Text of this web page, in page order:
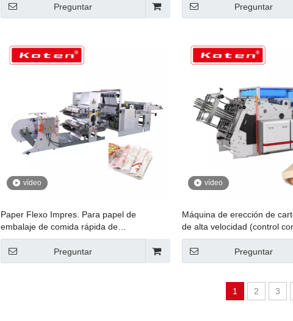
Preguntar Preguntar
vídeo
Paper Flexo Impres. Para papel de
embalaje de comida rápida de
hamburguesas, impresión flexográfica de
papel de compras con corte cruzado y
reducción intermedia
Preguntar
vídeo
Máquina de erección de
de alta velocidad (control
servo)
Preguntar
1 2 3